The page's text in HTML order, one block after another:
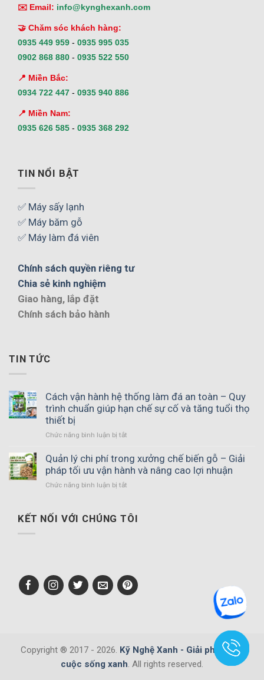
✉️ Email: info@kynghexanh.com
🤝 Chăm sóc khách hàng:
0935 449 959 - 0935 995 035
0902 868 880 - 0935 522 550
📍 Miền Bắc:
0934 722 447 - 0935 940 886
📍 Miền Nam:
0935 626 585 - 0935 368 292
TIN NỔI BẬT
✅ Máy sấy lạnh
✅ Máy băm gỗ
✅ Máy làm đá viên
Chính sách quyền riêng tư
Chia sẻ kinh nghiệm
Giao hàng, lắp đặt
Chính sách bảo hành
TIN TỨC
Cách vận hành hệ thống làm đá an toàn – Quy
trình chuẩn giúp hạn chế sự cố và tăng tuổi thọ
thiết bị
Chức năng bình luận bị tắt
vận
hành
hệ
an
giúp
hạn
tăng
tuổi
thọ
Quản lý chi phí trong xưởng chế biến gỗ – Giải
pháp tối ưu vận hành và nâng cao lợi nhuận
Chức năng bình luận bị tắt
chi
gỗ
–
hành
và
KẾT NỐI VỚI CHÚNG TÔI
Copyright ® 2017 - 2026. Kỹ Nghệ Xanh - Giải pháp cho
cuộc sống xanh. All rights reserved.